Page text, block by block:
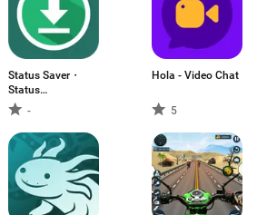
Status Saver・
Status
Downloader
-
Hola - Video Chat
5